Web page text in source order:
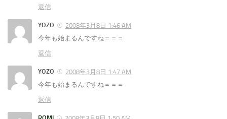
返信
YOZO
2008年3月8日 1:46 AM
今年も始まるんですね＝＝＝
返信
YOZO
2008年3月8日 1:47 AM
今年も始まるんですね＝＝＝
返信